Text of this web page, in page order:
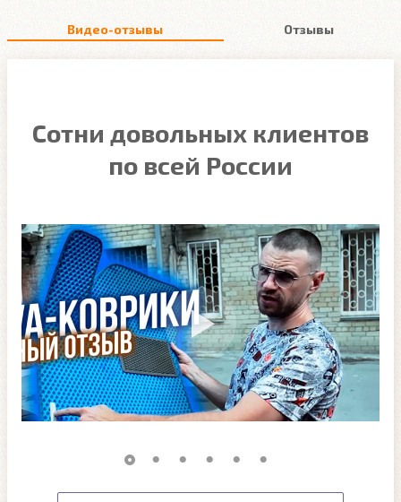
Видео-отзывы Отзывы
Сотни довольных клиентов
по всей России